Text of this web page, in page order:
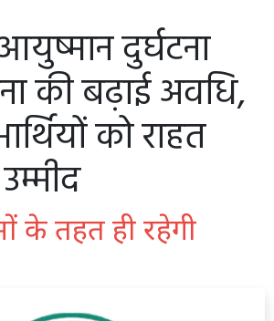
दुर्घटना
की बढ़ाई अवधि,
को राहत
के तहत ही रहेगी